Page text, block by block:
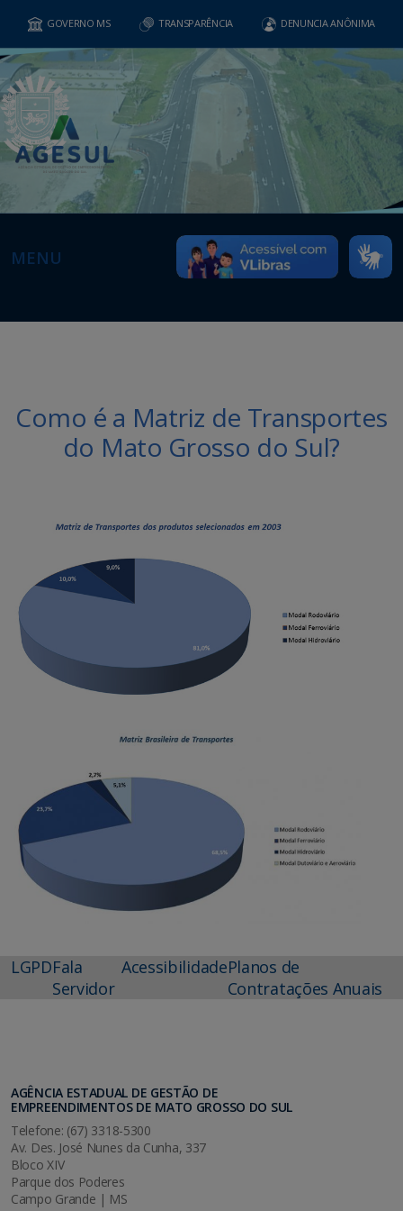
GOVERNO MS TRANSPARÊNCIA DENUNCIA ANÔNIMA
MENU
Como é a Matriz de Transportes
do Mato Grosso do Sul?
LGPDFala
Servidor
AcessibilidadePlanos de
Contratações Anuais
AGÊNCIA ESTADUAL DE GESTÃO DE
EMPREENDIMENTOS DE MATO GROSSO DO SUL
Telefone: (67) 3318-5300
Av. Des. José Nunes da Cunha, 337
Bloco XIV
Parque dos Poderes
Campo Grande | MS